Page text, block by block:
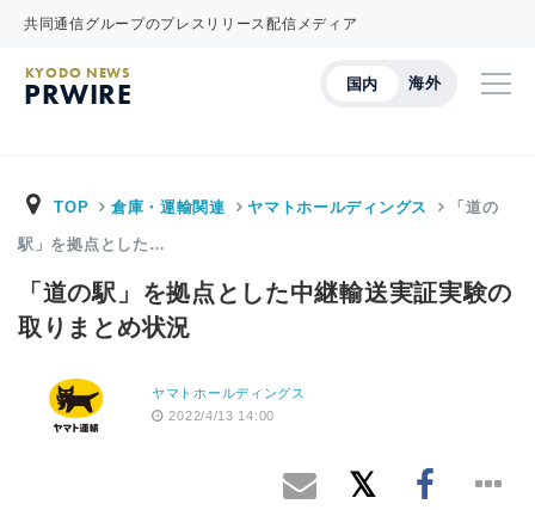
共同通信グループのプレスリリース配信メディア
国内 海外
KYODO NEWS
PRWIRE
TOP 倉庫・運輸関連 ヤマトホールディングス 「道の
駅」を拠点とした…
「道の駅」を拠点とした中継輸送実証実験の
取りまとめ状況
ヤマトホールディングス
2022/4/13 14:00